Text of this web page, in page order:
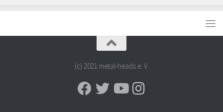
(c) 2021 metal-heads e. V.